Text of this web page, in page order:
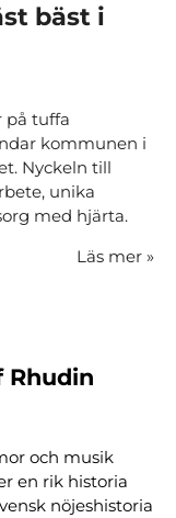
bäst i
på tuffa
kommunen i
Nyckeln till
unika
med hjärta.
Läs mer »
Rhudin
och musik
en rik historia
nöjeshistoria